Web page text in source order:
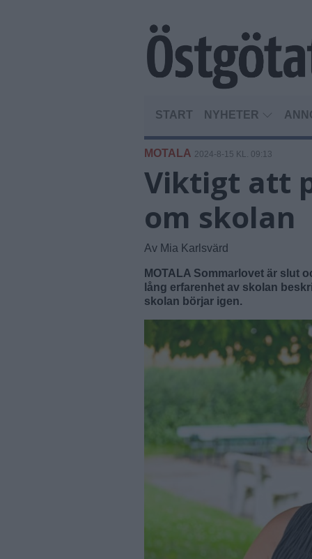
START NYHETER
MOTALA 2024-8-15 KL. 09:13
Viktigt att
om skolan
Av Mia Karlsvärd
MOTALA Sommarlovet är slut
lång erfarenhet av skolan
skolan börjar igen.